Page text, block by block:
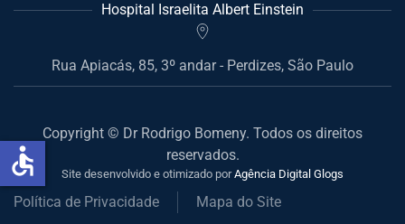
Hospital Israelita Albert Einstein
Rua Apiacás, 85, 3º andar - Perdizes, São Paulo
Copyright © Dr Rodrigo Bomeny. Todos os direitos
reservados.
Site desenvolvido e otimizado porAgência Digital Glogs
Política de Privacidade Mapa do Site
accessible